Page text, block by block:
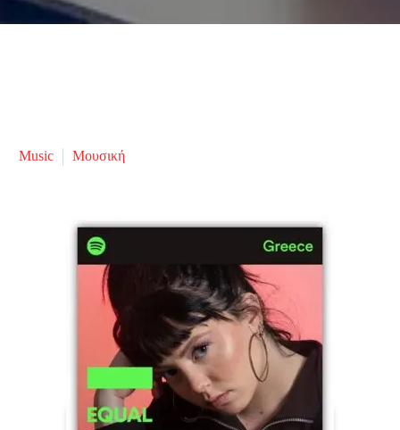
Music Μουσική